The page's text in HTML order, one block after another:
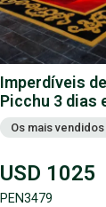
Imperdíveis
Picchu 3 dias
Os mais vendidos
USD 1025
PEN3479